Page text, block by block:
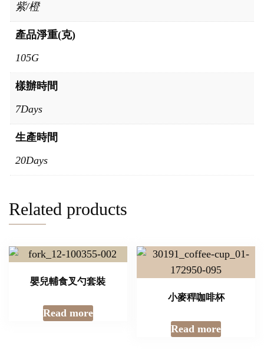
紫/橙
產品淨重(克)
105G
樣辦時間
7Days
生產時間
20Days
Related products
嬰兒輔食叉勺套裝
Read more
小麥稈咖啡杯
Read more